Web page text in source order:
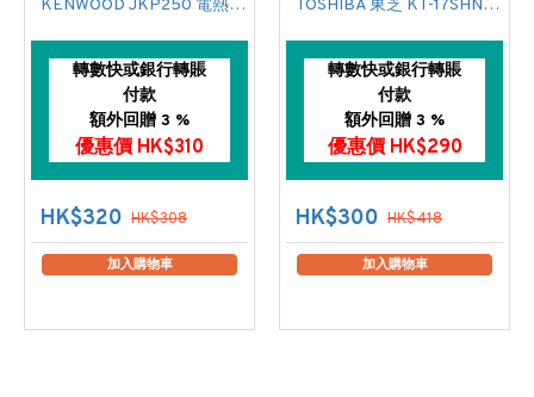
KENWOOD JKP250 電熱水壺
轉數快或銀行轉賬
付款
額外回贈 3 %
優惠價 HK$310
HK$320 HK$308
加入購物車
TOSHIBA 東芝 KT-17SHNH 電熱水壺
轉數快或銀行轉賬
付款
額外回贈 3 %
優惠價 HK$290
HK$300 HK$418
加入購物車